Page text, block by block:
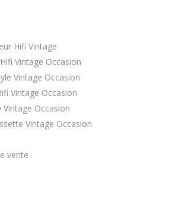
Hifi Vintage
Vintage Occasion
Vintage Occasion
Vintage Occasion
Occasion
Vintage Occasion
vente